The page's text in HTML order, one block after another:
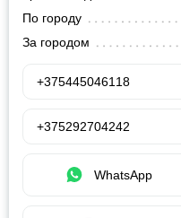
По городу
За городом
+375445046118
+375292704242
WhatsApp